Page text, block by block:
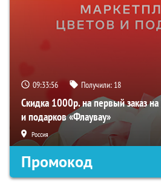
09:33:55 Получили: 18
Скидка 1000р. на первый заказ
и подарков «Флаувау»
Россия
Промокод